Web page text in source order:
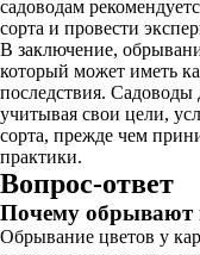
садоводам
сорта и провести
В заключение,
который может иметь
последствия. Садоводы
учитывая свои цели,
сорта, прежде чем
практики.
Вопрос-ответ
Почему обрывают
Обрывание цветов у